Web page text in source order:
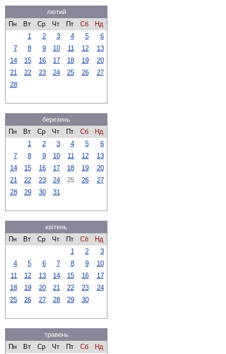
лютий
Пн
Вт Ср Чт Пт Сб
Нд
1
2 3 4 5
6
7
8 9 10 11 12
13
14
15 16 17 18 19
20
21
22 23 24 25 26
27
28
березень
Пн
Вт Ср Чт Пт Сб
Нд
1
2 3 4 5
6
7
8 9 10 11 12
13
14
15 16 17 18 19
20
21
22 23 24 25 26
27
28
29 30 31
квітень
Пн
Вт Ср Чт Пт Сб
Нд
1
2
3
4
5 6 7 8 9
10
11
12 13 14 15 16
17
18
19 20 21 22 23
24
25
26 27 28 29 30
травень
Пн
Вт Ср Чт Пт Сб
Нд